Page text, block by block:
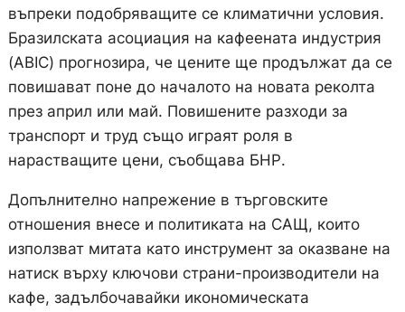
въпреки подобряващите се климатични условия.
Бразилската асоциация на кафеената индустрия
(ABIC) прогнозира, че цените ще продължат да се
повишават поне до началото на новата реколта
през април или май. Повишените разходи за
транспорт и труд също играят роля в
нарастващите цени, съобщава БНР.
Допълнително напрежение в търговските
отношения внесе и политиката на САЩ, които
използват митата като инструмент за оказване на
натиск върху ключови страни-производители на
кафе, задълбочавайки икономическата